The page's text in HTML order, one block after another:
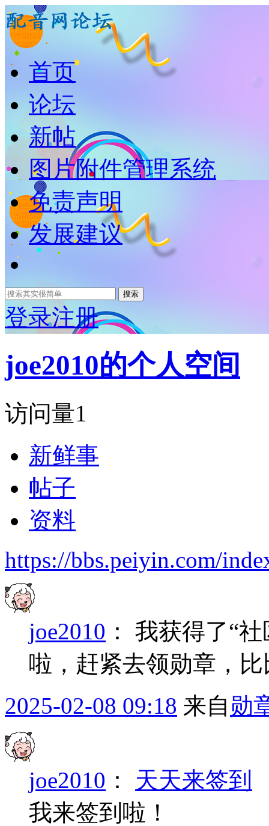
首页
论坛
新帖
图片附件管理系统
免责声明
发展建议
搜索
登录注册
joe2010的个人空间
访问量1
新鲜事
帖子
资料
https://bbs.peiyin.com/
joe2010 ： 我获得了“
啦，赶紧去领勋章，
2025-02-08 09:18 来自 勋
joe2010 ： 天天来签到
我来签到啦！